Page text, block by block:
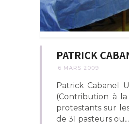
PATRICK
6 MARS 2009
Patrick Cabanel
(Contribution à
protestants sur
de 31 pasteurs ou...